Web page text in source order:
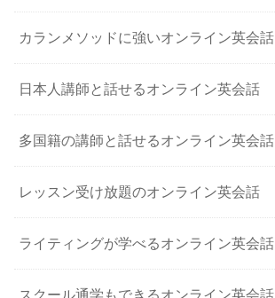
カランメソッドに強いオンライン英会話
日本人講師と話せるオンライン英会話
多国籍の講師と話せるオンライン英会話
レッスン受け放題のオンライン英会話
ライティングが学べるオンライン英会話
スクール通学もできるオンライン英会話